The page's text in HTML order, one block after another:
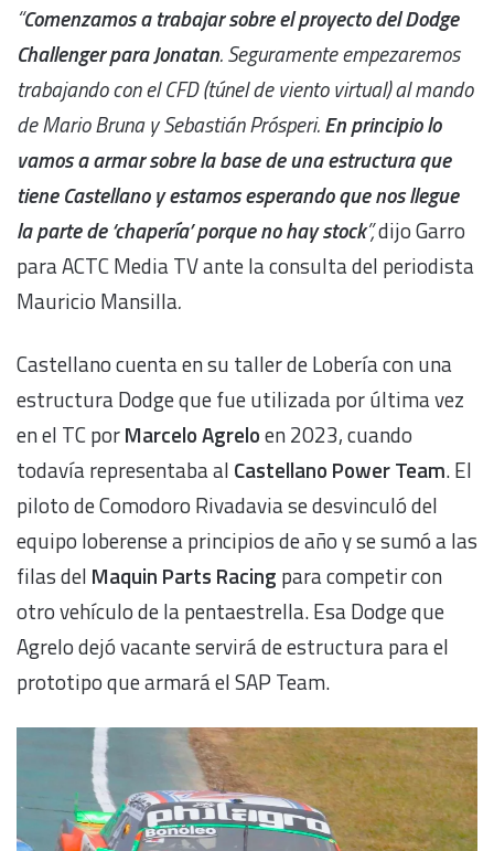
“Comenzamos a trabajar sobre el proyecto del Dodge
Challenger para Jonatan. Seguramente empezaremos
trabajando con el CFD (túnel de viento virtual) al mando
de Mario Bruna y Sebastián Prósperi.En principio lo
vamos a armar sobre la base de una estructura que
tiene Castellano y estamos esperando que nos llegue
la parte de ‘chapería’ porque no hay stock”,dijo Garro
para ACTC Media TV ante la consulta del periodista
Mauricio Mansilla.
Castellano cuenta en su taller de Lobería con una
estructura Dodge que fue utilizada por última vez
en el TC porMarcelo Agreloen 2023, cuando
todavía representaba al Castellano Power Team. El
piloto de Comodoro Rivadavia se desvinculó del
equipo loberense a principios de año y se sumó a las
filas del Maquin Parts Racing para competir con
otro vehículo de la pentaestrella. Esa Dodge que
Agrelo dejó vacante servirá de estructura para el
prototipo que armará el SAP Team.